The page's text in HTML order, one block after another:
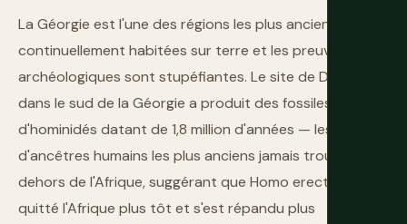
La Géorgie est l'une des régions les plus anciennes
continuellement habitées sur terre et les preuves
archéologiques sont stupéfiantes. Le site de Dmanissi
dans le sud de la Géorgie a produit des fossiles
d'hominidés datant de 1,8 million d'années — les fossiles
d'ancêtres humains les plus anciens jamais trouvés en
dehors de l'Afrique, suggérant que Homo erectus a
quitté l'Afrique plus tôt et s'est répandu plus